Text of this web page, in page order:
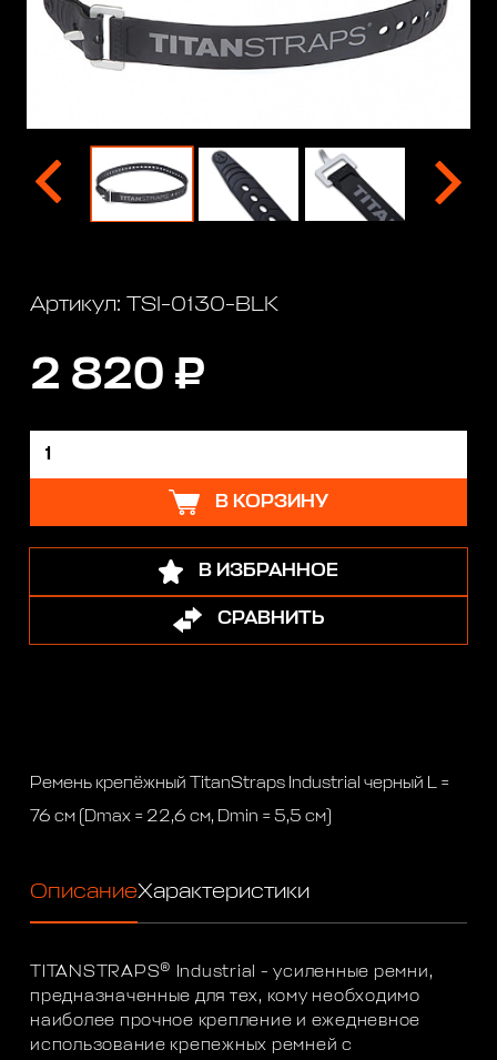
Артикул: TSI-0130-BLK
2 820 ₽
В КОРЗИНУ
В ИЗБРАННОЕ
СРАВНИТЬ
Ремень крепёжный TitanStraps Industrial черный L =
76 см (Dmax = 22,6 см, Dmin = 5,5 см)
ОписаниеХарактеристики
TITANSTRAPS® Industrial - усиленные ремни,
предназначенные для тех, кому необходимо
наиболее прочное крепление и ежедневное
использование крепежных ремней с